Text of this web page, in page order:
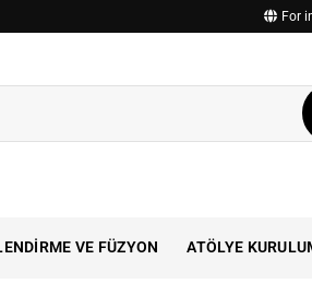
For
VE FÜZYON ATÖLYE